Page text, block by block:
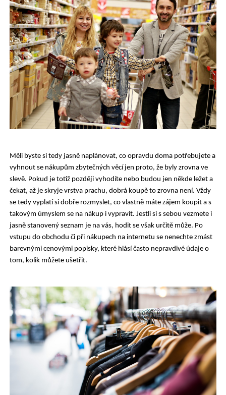
Měli byste si tedy jasně naplánovat, co opravdu doma potřebujete a
vyhnout se nákupům zbytečných věcí jen proto, že byly zrovna ve
slevě. Pokud je totiž později vyhodíte nebo budou jen někde ležet a
čekat, až je skryje vrstva prachu, dobrá koupě to zrovna není. Vždy
se tedy vyplatí si dobře rozmyslet, co vlastně máte zájem koupit a s
takovým úmyslem se na nákup i vypravit. Jestli si s sebou vezmete i
jasně stanovený seznam je na vás, hodit se však určitě může. Po
vstupu do obchodu či při nákupech na internetu se nenechte zmást
barevnými cenovými popisky, které hlásí často nepravdivé údaje o
tom, kolik můžete ušetřit.